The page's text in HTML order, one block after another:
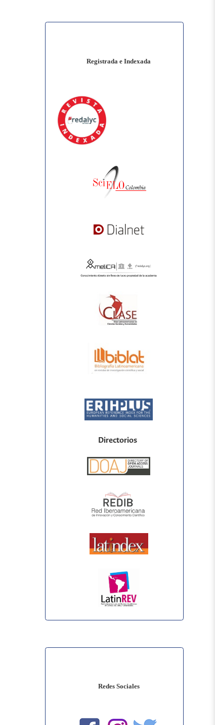
Registrada e Indexada
Directorios
Redes Sociales